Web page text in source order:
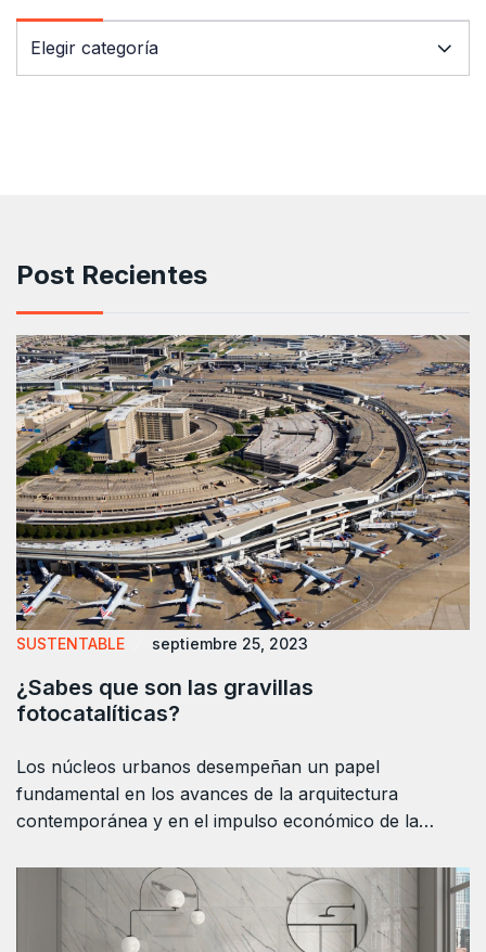
Post Recientes
SUSTENTABLE septiembre 25, 2023
¿Sabes que son las gravillas
fotocatalíticas?
Los núcleos urbanos desempeñan un papel
fundamental en los avances de la arquitectura
contemporánea y en el impulso económico de la…